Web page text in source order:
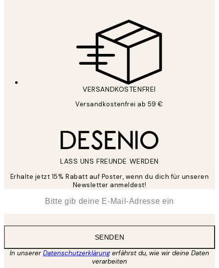
VERSANDKOSTENFREI
Versandkostenfrei ab 59 €
LASS UNS FREUNDE WERDEN
Erhalte jetzt 15% Rabatt auf Poster, wenn du dich für unseren
Newsletter anmeldest!
SENDEN
In unsererDatenschutzerklärungerfährst du, wie wir deine Daten
verarbeiten